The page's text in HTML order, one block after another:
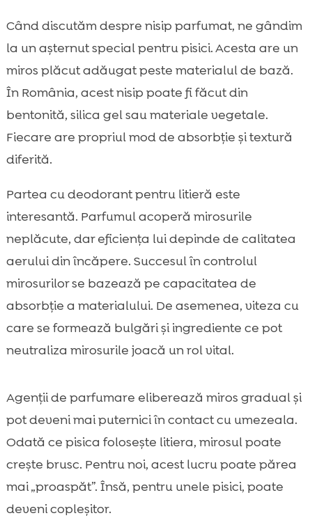
Când discutăm despre nisip parfumat, ne gândim
la un așternut special pentru pisici. Acesta are un
miros plăcut adăugat peste materialul de bază.
În România, acest nisip poate fi făcut din
bentonită, silica gel sau materiale vegetale.
Fiecare are propriul mod de absorbție și textură
diferită.
Partea cu deodorant pentru litieră este
interesantă. Parfumul acoperă mirosurile
neplăcute, dar eficiența lui depinde de calitatea
aerului din încăpere. Succesul în controlul
mirosurilor se bazează pe capacitatea de
absorbție a materialului. De asemenea, viteza cu
care se formează bulgări și ingrediente ce pot
neutraliza mirosurile joacă un rol vital.
Agenții de parfumare eliberează miros gradual și
pot deveni mai puternici în contact cu umezeala.
Odată ce pisica folosește litiera, mirosul poate
crește brusc. Pentru noi, acest lucru poate părea
mai „proaspăt”. Însă, pentru unele pisici, poate
deveni copleșitor.